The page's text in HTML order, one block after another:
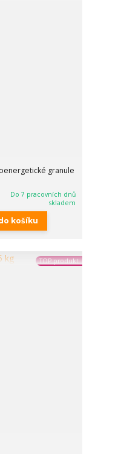
granule
Do 7 pracovních dnů
skladem
košíku
TOP produkt